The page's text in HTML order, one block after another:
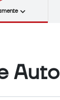
Auto